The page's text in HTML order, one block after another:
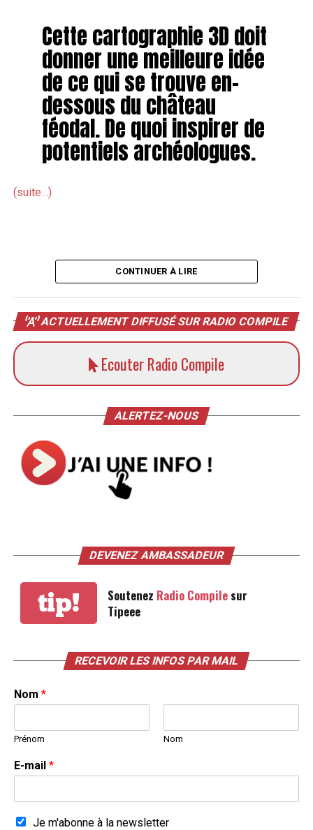
Cette cartographie 3D doit
donner une meilleure idée
de ce qui se trouve en-
dessous du château
féodal. De quoi inspirer de
potentiels archéologues.
(suite…)
CONTINUER À LIRE
ACTUELLEMENT DIFFUSÉ SUR RADIO COMPILE
Ecouter Radio Compile
ALERTEZ-NOUS
DEVENEZ AMBASSADEUR
tip! Soutenez Radio Compilesur
Tipeee
RECEVOIR LES INFOS PAR MAIL
Nom *
Prénom Nom
E-mail *
Je m'abonne à la newsletter